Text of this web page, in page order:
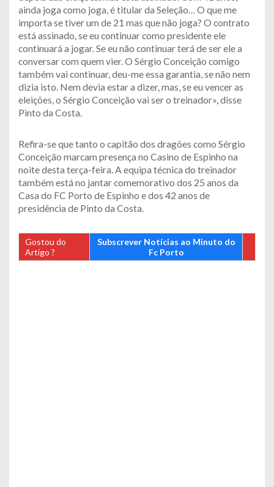
ainda joga como joga, é titular da Seleção… O que me
importa se tiver um de 21 mas que não joga? O contrato
está assinado, se eu continuar como presidente ele
continuará a jogar. Se eu não continuar terá de ser ele a
conversar com quem vier. O Sérgio Conceição comigo
também vai continuar, deu-me essa garantia, se não nem
dizia isto. Nem devia estar a dizer, mas, se eu vencer as
eleições, o Sérgio Conceição vai ser o treinador», disse
Pinto da Costa.
Refira-se que tanto o capitão dos dragões como Sérgio
Conceição marcam presença no Casino de Espinho na
noite desta terça-feira. A equipa técnica do treinador
também está no jantar comemorativo dos 25 anos da
Casa do FC Porto de Espinho e dos 42 anos de
presidência de Pinto da Costa.
Gostou do
Artigo ?
Subscrever Notícias ao Minuto do
Fc Porto